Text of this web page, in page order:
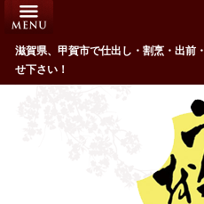
滋賀県、甲賀市で仕出し・割烹・出前
せ下さい！
HOME
うを宗のこだわり
配達エリア・注文方法